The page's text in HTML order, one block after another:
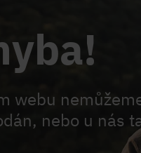
webu
nebo u nás